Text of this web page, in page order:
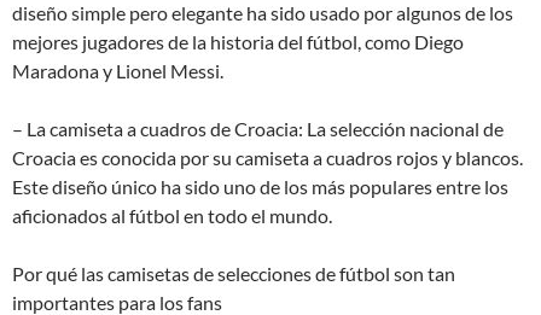
diseño simple pero elegante ha sido usado por algunos de los
mejores jugadores de la historia del fútbol, como Diego
Maradona y Lionel Messi.
– La camiseta a cuadros de Croacia: La selección nacional de
Croacia es conocida por su camiseta a cuadros rojos y blancos.
Este diseño único ha sido uno de los más populares entre los
aficionados al fútbol en todo el mundo.
Por qué las camisetas de selecciones de fútbol son tan
importantes para los fans